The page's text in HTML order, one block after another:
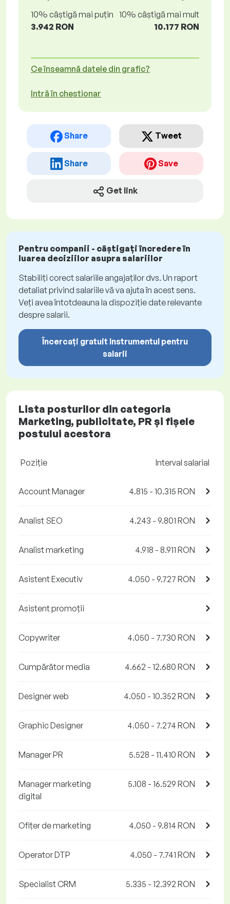
10% câștigă mai puțin
3.942 RON
10% câștigă mai mult
10.177 RON
Ce înseamnă datele din grafic?
Intră în chestionar
Share Tweet
Share Save
Get link
Pentru companii - câștigați încredere în
luarea deciziilor asupra salariilor
Stabiliți corect salariile angajaților dvs. Un raport
detaliat privind salariile vă va ajuta în acest sens.
Veți avea întotdeauna la dispoziție date relevante
despre salarii.
Încercați gratuit Instrumentul pentru
salarii
Lista posturilor din categoria
Marketing, publicitate, PR și fișele
postului acestora
Poziţie Interval salarial
Account Manager 4.815 - 10.315 RON
Analist SEO 4.243 - 9.801 RON
Analist marketing 4.918 - 8.911 RON
Asistent Executiv 4.050 - 9.727 RON
Asistent promoții
Copywriter 4.050 - 7.730 RON
Cumpărător media 4.662 - 12.680 RON
Designer web 4.050 - 10.352 RON
Graphic Designer 4.050 - 7.274 RON
Manager PR 5.528 - 11.410 RON
Manager marketing
digital
5.108 - 16.529 RON
Ofițer de marketing 4.050 - 9.814 RON
Operator DTP 4.050 - 7.741 RON
Specialist CRM 5.335 - 12.392 RON